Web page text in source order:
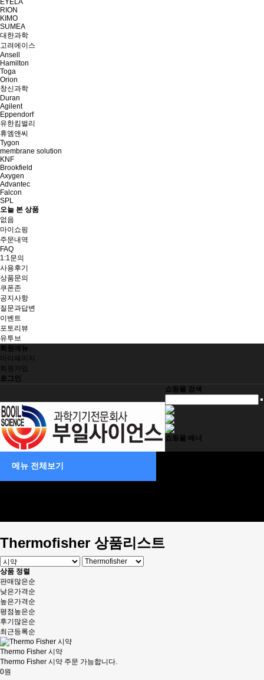
EYELA
RION
KIMO
SUMEA
대한과학
고려에이스
Ansell
Hamilton
Toga
Orion
창신과학
Duran
Agilent
Eppendorf
유한킴벌리
휴엠앤씨
Tygon
membrane solution
KNF
Brookfield
Axygen
Advantec
Falcon
SPL
오늘 본 상품
없음
마이쇼핑
주문내역
FAQ
1:1문의
사용후기
상품문의
쿠폰존
공지사항
질문과답변
이벤트
포토리뷰
유투브
회원메뉴
마이페이지
회원가입
로그인
쇼핑몰 검색
쇼핑몰 배너
메뉴 전체보기
Thermofisher 상품리스트
상품 정렬
판매많은순
낮은가격순
높은가격순
평점높은순
후기많은순
최근등록순
Thermo Fisher 시약
Thermo Fisher 시약 주문 가능합니다.
0원